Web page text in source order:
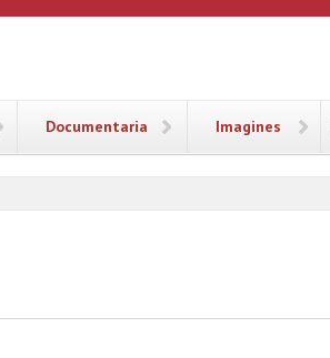
Documentaria Imagines